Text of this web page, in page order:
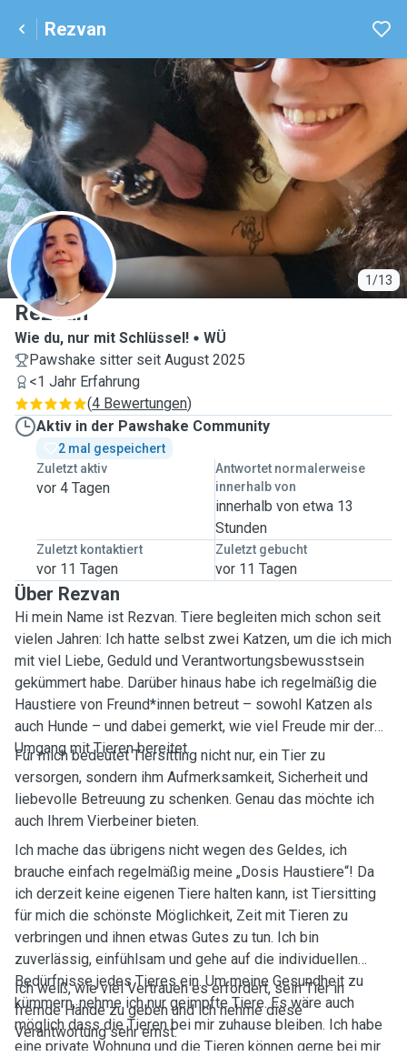
Rezvan
1/13
R
Rezvan
Wie du, nur mit Schlüssel!
WÜ
Pawshake sitter seit August 2025
<1 Jahr Erfahrung
(4 Bewertungen)
Aktiv in der Pawshake Community
2 mal gespeichert
Zuletzt aktiv
vor 4 Tagen
Antwortet normalerweise
innerhalb von
innerhalb von etwa 13
Stunden
Zuletzt kontaktiert
vor 11 Tagen
Zuletzt gebucht
vor 11 Tagen
Über Rezvan
Hi mein Name ist Rezvan. Tiere begleiten mich schon seit
vielen Jahren: Ich hatte selbst zwei Katzen, um die ich mich
mit viel Liebe, Geduld und Verantwortungsbewusstsein
gekümmert habe. Darüber hinaus habe ich regelmäßig die
Haustiere von Freund*innen betreut – sowohl Katzen als
auch Hunde – und dabei gemerkt, wie viel Freude mir der
Umgang mit Tieren bereitet.
Für mich bedeutet Tiersitting nicht nur, ein Tier zu
versorgen, sondern ihm Aufmerksamkeit, Sicherheit und
liebevolle Betreuung zu schenken. Genau das möchte ich
auch Ihrem Vierbeiner bieten.
Ich mache das übrigens nicht wegen des Geldes, ich
brauche einfach regelmäßig meine „Dosis Haustiere“! Da
ich derzeit keine eigenen Tiere halten kann, ist Tiersitting
für mich die schönste Möglichkeit, Zeit mit Tieren zu
verbringen und ihnen etwas Gutes zu tun. Ich bin
zuverlässig, einfühlsam und gehe auf die individuellen
Bedürfnisse jedes Tieres ein. Um meine Gesundheit zu
kümmern, nehme ich nur geimpfte Tiere. Es wäre auch
möglich dass die Tieren bei mir zuhause bleiben. Ich habe
eine private Wohnung und die Tieren können gerne bei mir
Ich weiß, wie viel Vertrauen es erfordert, sein Tier in
fremde Hände zu geben und ich nehme diese
Verantwortung sehr ernst.